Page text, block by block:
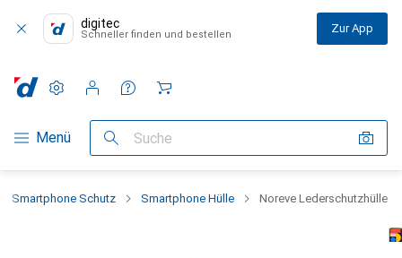
digitec
Schneller finden und bestellen Zur App
Navigation nach Kategorien
Menü Suche
Einstellungen
Kundenkonto
Vergleichslisten
Merklisten
Warenkorb
Smartphone Schutz Smartphone Hülle Noreve Lederschutzhülle